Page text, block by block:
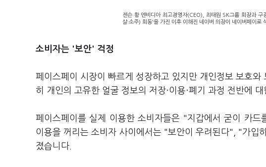
젠슨 황 엔비디아 최고경영자(CEO), 최태원 SK그룹 회장과
살·소주) 회동'을 가진 이후 이해진 네이버 의장이 네이버페이로
소비자는 '보안' 걱정
페이스페이 시장이 빠르게 성장하고 있지만 개인정보 보호
히 개인의 고유한 얼굴 정보의 저장·이용·폐기 과정 전반에
페이스페이를 실제 이용한 소비자들은 "지갑에서 굳이 카
이용을 꺼리는 소비자 사이에서는 "보안이 우려된다", "가입
졌습니다.